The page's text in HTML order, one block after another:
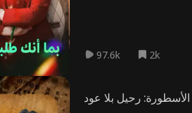
97.6k 2k
الأسطورة: رحيل بلا عود